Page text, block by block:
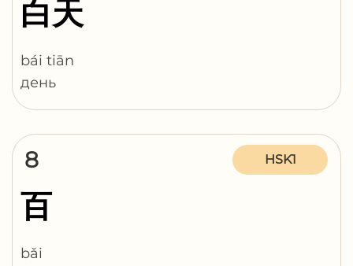
白天
bái tiān
день
8 HSK1
百
bǎi